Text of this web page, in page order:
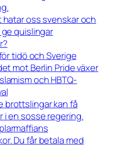
oss svenskar och
ge quislingar
tidö och Sverige
mot Berlin Pride växer
och HBTQ-
brottslingar kan få
i en sosse regering.
Du får betala med